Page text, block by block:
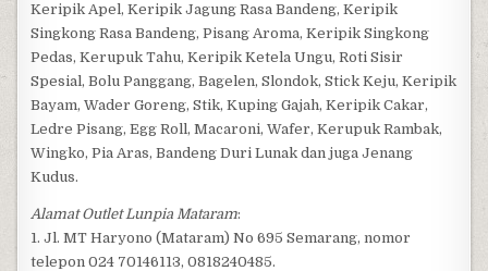
Keripik Apel, Keripik Jagung Rasa Bandeng, Keripik
Singkong Rasa Bandeng, Pisang Aroma, Keripik Singkong
Pedas, Kerupuk Tahu, Keripik Ketela Ungu, Roti Sisir
Spesial, Bolu Panggang, Bagelen, Slondok, Stick Keju, Keripik
Bayam, Wader Goreng, Stik, Kuping Gajah, Keripik Cakar,
Ledre Pisang, Egg Roll, Macaroni, Wafer, Kerupuk Rambak,
Wingko, Pia Aras, Bandeng Duri Lunak dan juga Jenang
Kudus.
Alamat Outlet Lunpia Mataram:
1. Jl. MT Haryono (Mataram) No 695 Semarang, nomor
telepon 024 70146113, 0818240485.